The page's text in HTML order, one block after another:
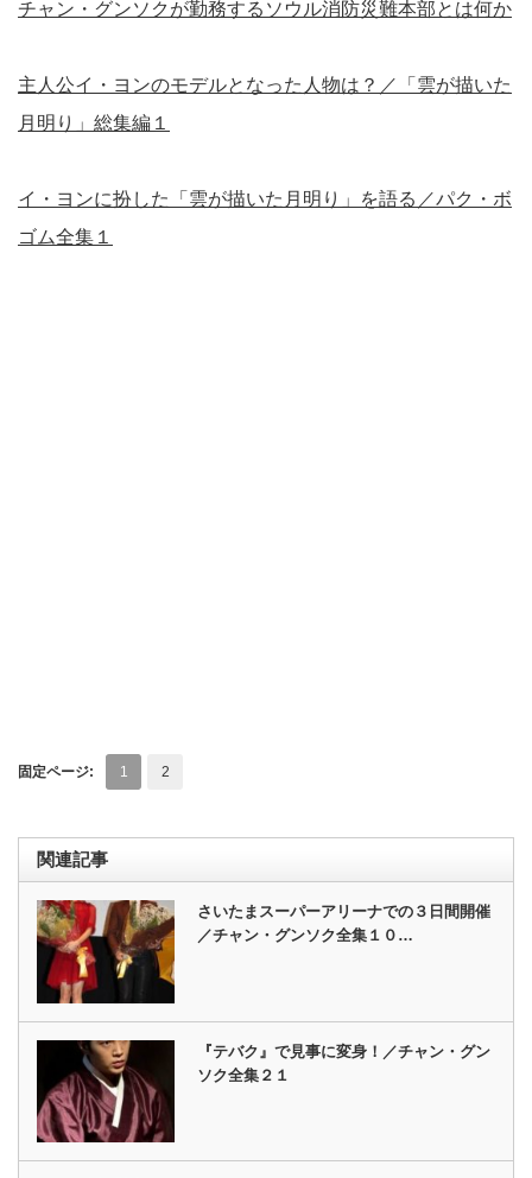
チャン・グンソクが勤務するソウル消防災難本部とは何か
主人公イ・ヨンのモデルとなった人物は？／「雲が描いた
月明り」総集編１
イ・ヨンに扮した「雲が描いた月明り」を語る／パク・ボ
ゴム全集１
固定ページ: 1 2
関連記事
さいたまスーパーアリーナでの３日間開催
／チャン・グンソク全集１０…
『テバク』で見事に変身！／チャン・グン
ソク全集２１